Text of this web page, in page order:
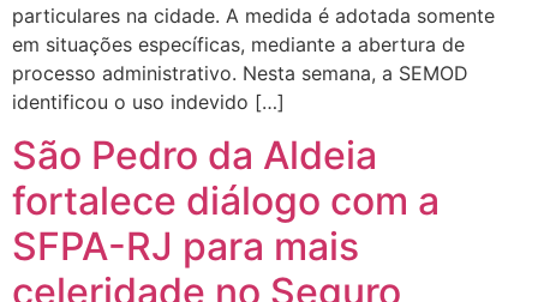
particulares na cidade. A medida é adotada somente
em situações específicas, mediante a abertura de
processo administrativo. Nesta semana, a SEMOD
identificou o uso indevido […]
São Pedro da Aldeia
fortalece diálogo com a
SFPA-RJ para mais
celeridade no Seguro